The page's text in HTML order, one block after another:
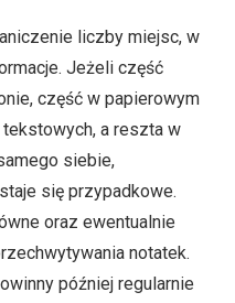
liczby miejsc, w
Jeżeli część
część w papierowym
a reszta w
siebie,
się przypadkowe.
oraz ewentualnie
notatek.
później regularnie